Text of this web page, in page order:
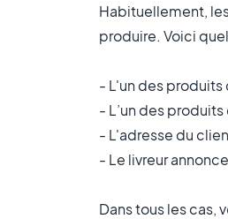
Habituellement,
produire. Voici
- L'un des
- L’un des
- L'adresse du
- Le livreur
Dans tous les cas,